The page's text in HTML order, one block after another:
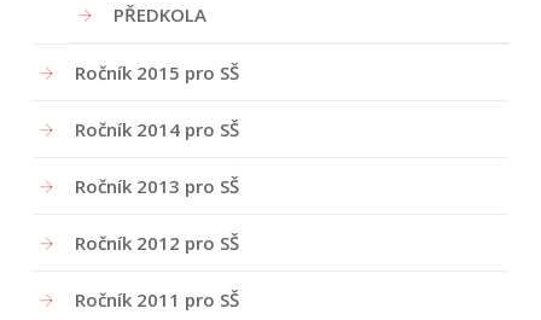
PŘEDKOLA
Ročník 2015 pro SŠ
Ročník 2014 pro SŠ
Ročník 2013 pro SŠ
Ročník 2012 pro SŠ
Ročník 2011 pro SŠ